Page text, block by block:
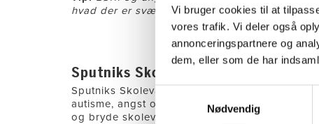
Vi bruger cookies til at
vores trafik. Vi deler også
annonceringspartnere og
dem, eller som de har
Samtykkevalg
Nødvendig
hvad der er svært. Man kan evt. bede barnet
Sputniks Skolevægringspakke
Sputniks Skolevægringspakke er en
autisme, angst og ADHD. Det er et tilbud,
og bryde skolevægringen for det enkelte barn/